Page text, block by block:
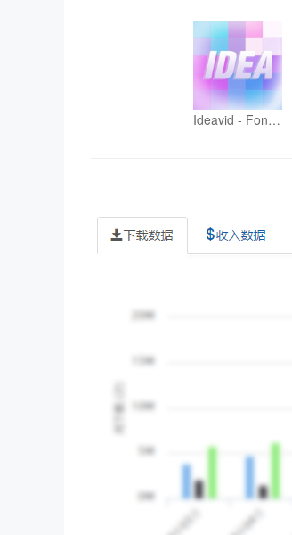
Ideavid - Font Animation video for Instagram